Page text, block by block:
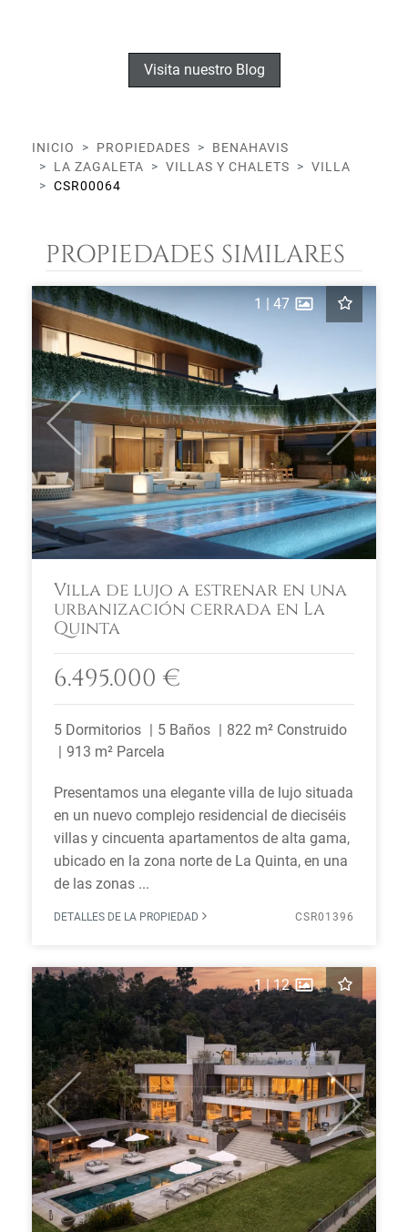
Visita nuestro Blog
INICIO PROPIEDADES
BENAHAVIS
LA ZAGALETA
VILLAS Y CHALETS
VILLA
CSR00064
PROPIEDADES SIMILARES
Previous Next
1 | 47
Villa de lujo a estrenar en una
urbanización cerrada en La
Quinta
6.495.000 €
5 Dormitorios 5 Baños
822 m² Construido
913 m² Parcela
Presentamos una elegante villa de lujo situada
en un nuevo complejo residencial de dieciséis
villas y cincuenta apartamentos de alta gama,
ubicado en la zona norte de La Quinta, en una
de las zonas ...
DETALLES DE LA PROPIEDAD CSR01396
Previous Next
1|12